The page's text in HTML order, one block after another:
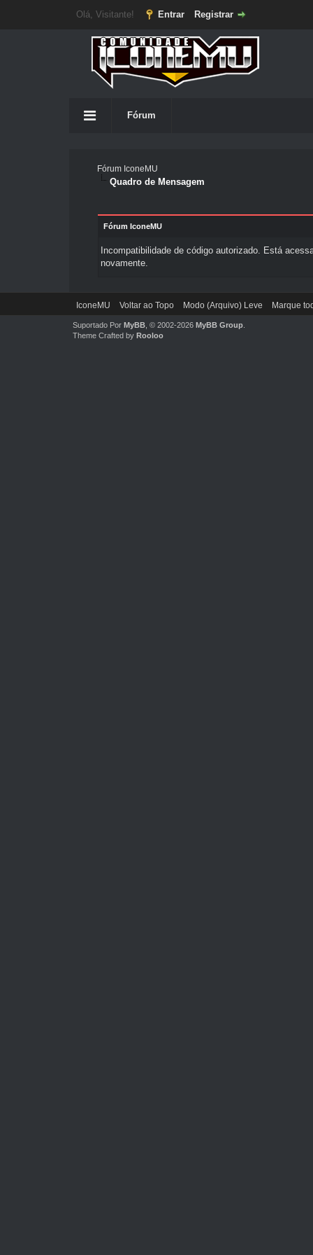
Olá, Visitante! Entrar Registrar
Fórum
Fórum IconeMU
Quadro de Mensagem
Fórum IconeMU
Incompatibilidade de código autorizado. Está
novamente.
IconeMU Voltar ao Topo Modo (Arquivo) Leve Marque
Suportado Por MyBB, © 2002-2026 MyBB Group.
Theme Crafted by Rooloo